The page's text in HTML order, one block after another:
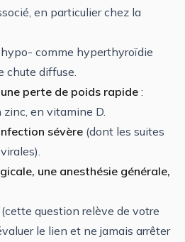
en particulier chez la
hypo- comme hyperthyroïdie
chute diffuse.
perte de poids rapide :
en vitamine D.
sévère (dont les suites
une anesthésie générale,
(cette question relève de votre
le lien et ne jamais arrêter